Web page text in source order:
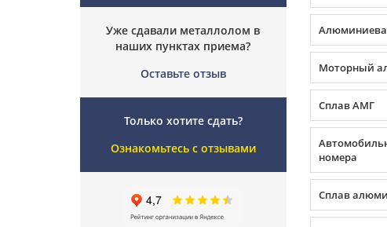
Моторный
Сплав АМГ
номера
Сплав
Уже сдавали металлолом в
наших пунктах приема?
Оставьте отзыв
Только хотите сдать?
Ознакомьтесь с отзывами